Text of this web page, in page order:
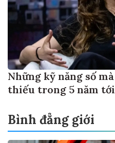
Những kỹ năng số
thiếu trong 5 năm tới
Bình đẳng giới